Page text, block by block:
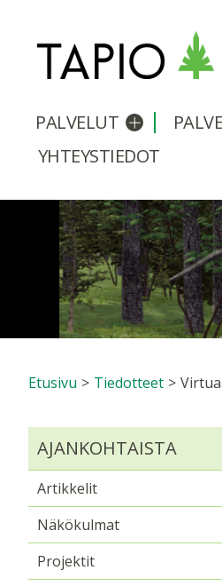
PALVELUT Avaa/sulje
YHTEYSTIEDOT
Etusivu > Tiedotteet >
AJANKOHTAISTA
Artikkelit
Näkökulmat
Projektit